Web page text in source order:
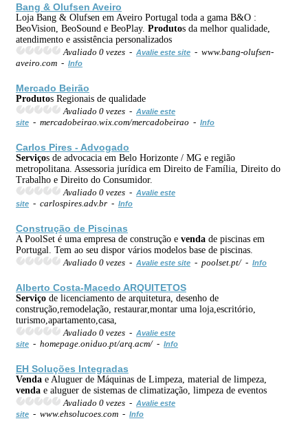
Bang & Olufsen Aveiro
Loja Bang & Olufsen em Aveiro Portugal toda a gama B&O :
BeoVision, BeoSound e BeoPlay. Produtos da melhor qualidade,
atendimento e assistência personalizados
Avaliado 0 vezes - Avalie este site - www.bang-olufsen-
aveiro.com - Info
Mercado Beirão
Produtos Regionais de qualidade
Avaliado 0 vezes - Avalie este
site - mercadobeirao.wix.com/mercadobeirao - Info
Carlos Pires - Advogado
Serviços de advocacia em Belo Horizonte / MG e região
metropolitana. Assessoria jurídica em Direito de Família, Direito do
Trabalho e Direito do Consumidor.
Avaliado 0 vezes - Avalie este
site - carlospires.adv.br - Info
Construção de Piscinas
A PoolSet é uma empresa de construção e venda de piscinas em
Portugal. Tem ao seu dispor vários modelos base de piscinas.
Avaliado 0 vezes - Avalie este site - poolset.pt/ - Info
Alberto Costa-Macedo ARQUITETOS
Serviço de licenciamento de arquitetura, desenho de
construção,remodelação, restaurar,montar uma loja,escritório,
turismo,apartamento,casa,
Avaliado 0 vezes - Avalie este
site - homepage.oniduo.pt/arq.acm/ - Info
EH Soluções Integradas
Venda e Aluguer de Máquinas de Limpeza, material de limpeza,
venda e aluguer de sistemas de climatização, limpeza de eventos
Avaliado 0 vezes - Avalie este
site - www.ehsolucoes.com - Info